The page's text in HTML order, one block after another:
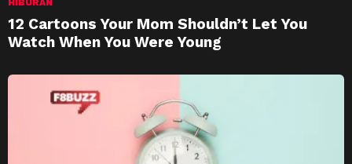
12 Cartoons Your Mom Shouldn’t Let You
Watch When You Were Young